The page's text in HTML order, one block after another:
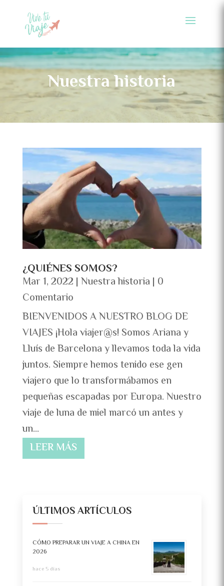
Nuestra historia
¿QUIÉNES SOMOS?
Mar 1, 2022 | Nuestra historia | 0
Comentario
BIENVENIDOS A NUESTRO BLOG DE
VIAJES ¡Hola viajer@s! Somos Ariana y
Lluís de Barcelona y llevamos toda la vida
juntos. Siempre hemos tenido ese gen
viajero que lo transformábamos en
pequeñas escapadas por Europa. Nuestro
viaje de luna de miel marcó un antes y
un...
LEER MÁS
ÚLTIMOS ARTÍCULOS
CÓMO PREPARAR UN VIAJE A CHINA EN
2026
hace 5 días